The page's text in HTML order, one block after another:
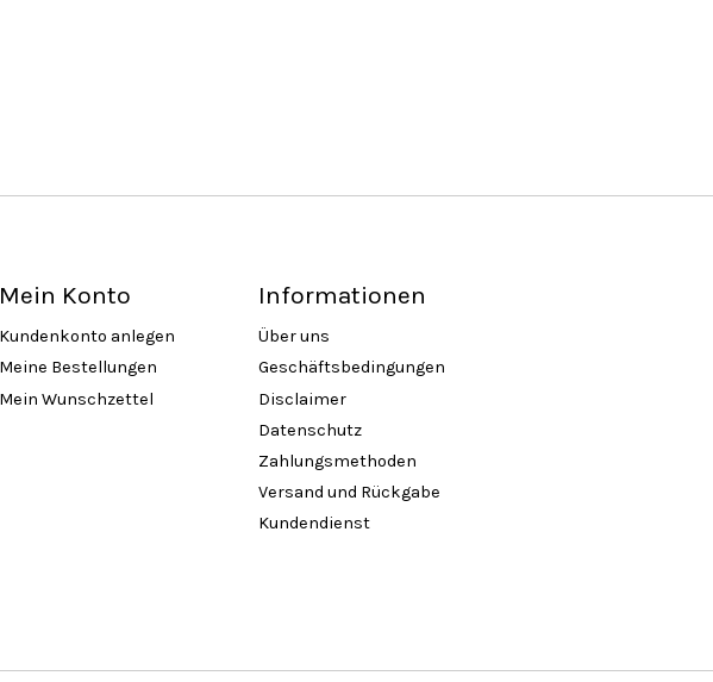
Mein Konto
Kundenkonto anlegen
Meine Bestellungen
Mein Wunschzettel
Informationen
Über uns
Geschäftsbedingungen
Disclaimer
Datenschutz
Zahlungsmethoden
Versand und Rückgabe
Kundendienst